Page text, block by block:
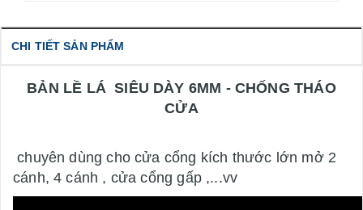
CHI TIẾT SẢN PHẨM
BẢN LỀ LÁ SIÊU DÀY 6MM - CHỐNG THÁO
CỬA
chuyên dùng cho cửa cổng kích thước lớn mở 2
cánh, 4 cánh , cửa cổng gấp ,...vv